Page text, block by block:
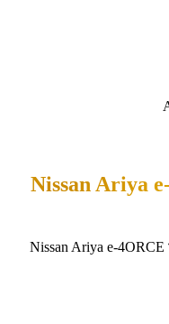
Nissan Ariya
Nissan Ariya e-4ORCE